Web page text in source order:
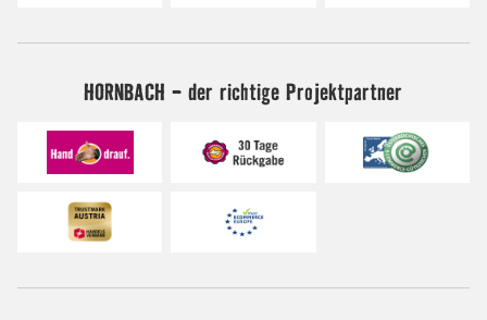
HORNBACH - der richtige Projektpartner